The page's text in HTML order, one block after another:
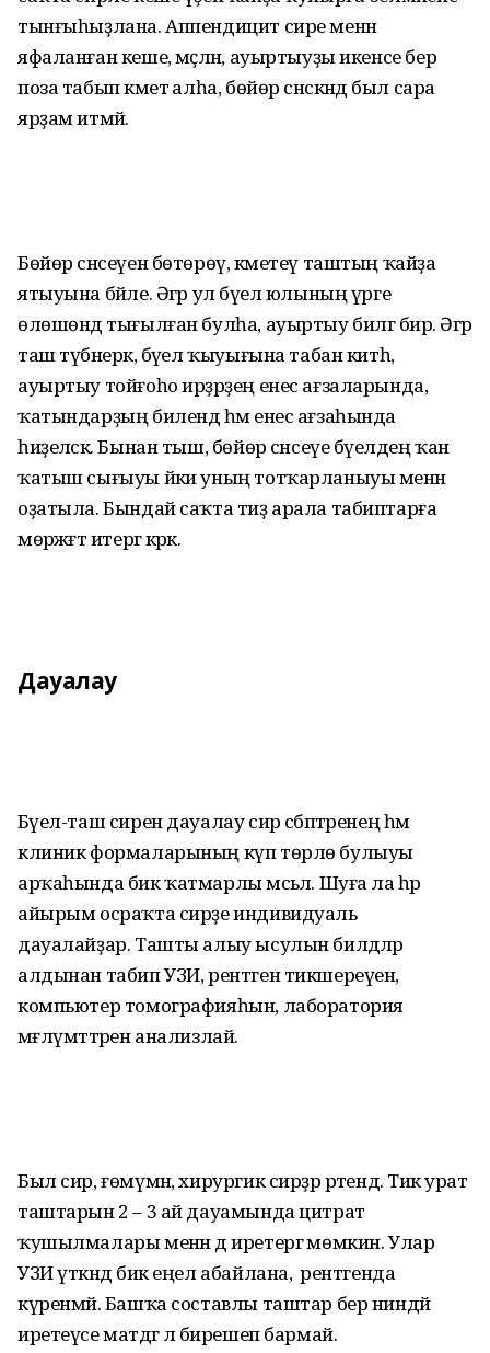
тынғы­һыҙлана. Аппендицит сире ме­нән
яфаланған кеше, мәҫәлән, ауыртыуҙы икенсе бер
поза табып кәметә алһа, бөйөр сәнс­кәндә был сара
ярҙам итмәй.
Бөйөр сәнсеүен бөтөрөү, кәметеү таштың ҡайҙа
ятыуына бәйле. Әгәр ул бәүел юлының үрге
өлөшөндә тығылған булһа, ауыртыу билгә бирә. Әгәр
таш түбәнерәк, бәүел ҡыуығына табан китһә,
ауыртыу тойғоһо ирҙәрҙең енес ағзаларында, ә
ҡатындар­ҙың билендә һәм енес ағзаһында
һиҙеләсәк. Бынан тыш, бөйөр сәнсеүе бәүелдең ҡан
ҡатыш сығыуы йәки уның тотҡарланыуы менән
оҙатыла. Бындай саҡта тиҙ арала табиптарға
мөрәжәғәт итергә кәрәк.
Дауалау
Бәүел-таш сирен дауалау сир сәбәп­тәренең һәм
клиник формаларының күп төрлө булыуы
арҡаһында бик ҡатмарлы мәсьәлә. Шуға ла һәр
айырым осраҡта сирҙе индивидуаль
дауалайҙар. Ташты алыу ысулын билдәләр
алдынан табип УЗИ, рентген тикшереүен,
компьютер томо­графияһын, лаборатория
мәғлүмәттәрен анализлай.
Был сир, ғөмүмән, хирургик сирҙәр рәтендә. Тик урат
таштарын 2 – 3 ай дауамында цитрат
ҡушылмалары менән дә иретергә мөмкин. Улар
УЗИ үткәндә бик еңел абайлана, ә рентгенда
күренмәй. Башҡа составлы таштар бер ниндәй
иретеүсе матдәгә лә бирешеп бармай.